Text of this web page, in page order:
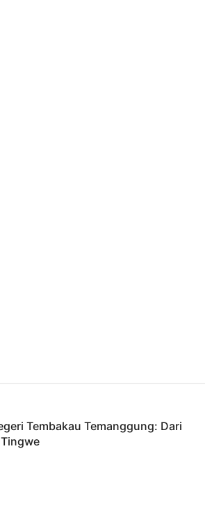
Tembakau Temanggung: Dari